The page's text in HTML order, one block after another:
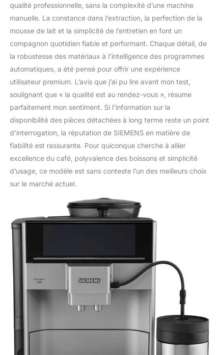
qualité professionnelle, sans la complexité d’une machine
manuelle. La constance dans l’extraction, la perfection de la
mousse de lait et la simplicité de l’entretien en font un
compagnon quotidien fiable et performant. Chaque détail, de
la robustesse des matériaux à l’intelligence des programmes
automatiques, a été pensé pour offrir une expérience
utilisateur premium. L’avis que j’ai pu lire avant mon test,
soulignant que « la qualité est au rendez-vous », résume
parfaitement mon sentiment. Si l’information sur la
disponibilité des pièces détachées à long terme reste un point
d’interrogation, la réputation de SIEMENS en matière de
fiabilité est rassurante. Pour quiconque cherche à allier
excellence du café, polyvalence des boissons et simplicité
d’usage, ce modèle est sans conteste l’un des meilleurs choix
sur le marché actuel.